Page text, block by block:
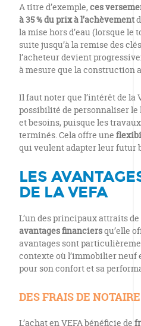
A titre d’exemple, ces
à 35 % du prix à l’achèvement
la mise hors d’eau (lorsque le
suite jusqu’à la remise des
l’acheteur devient
à mesure que la construction
Il faut noter que l’intérêt de la
possibilité de personnaliser le
et besoins, puisque les
terminés. Cela offre une
qui veulent adapter leur futur
LES
DE LA VEFA
L’un des principaux attraits
avantages financiersqu’elle
avantages sont
contexte où l’immobilier neuf
pour son confort et sa
DES FRAIS DE
L’achat en VEFA bénéficie de